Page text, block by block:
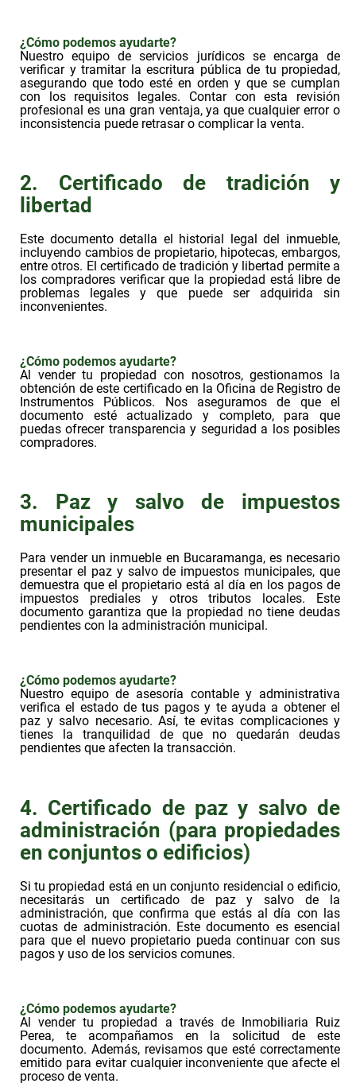
¿Cómo podemos ayudarte?
Nuestro equipo de servicios jurídicos se encarga de
verificar y tramitar la escritura pública de tu propiedad,
asegurando que todo esté en orden y que se cumplan
con los requisitos legales. Contar con esta revisión
profesional es una gran ventaja, ya que cualquier error o
inconsistencia puede retrasar o complicar la venta.
2. Certificado de tradición y
libertad
Este documento detalla el historial legal del inmueble,
incluyendo cambios de propietario, hipotecas, embargos,
entre otros. El certificado de tradición y libertad permite a
los compradores verificar que la propiedad está libre de
problemas legales y que puede ser adquirida sin
inconvenientes.
¿Cómo podemos ayudarte?
Al vender tu propiedad con nosotros, gestionamos la
obtención de este certificado en la Oficina de Registro de
Instrumentos Públicos. Nos aseguramos de que el
documento esté actualizado y completo, para que
puedas ofrecer transparencia y seguridad a los posibles
compradores.
3. Paz y salvo de impuestos
municipales
Para vender un inmueble en Bucaramanga, es necesario
presentar el paz y salvo de impuestos municipales, que
demuestra que el propietario está al día en los pagos de
impuestos prediales y otros tributos locales. Este
documento garantiza que la propiedad no tiene deudas
pendientes con la administración municipal.
¿Cómo podemos ayudarte?
Nuestro equipo de asesoría contable y administrativa
verifica el estado de tus pagos y te ayuda a obtener el
paz y salvo necesario. Así, te evitas complicaciones y
tienes la tranquilidad de que no quedarán deudas
pendientes que afecten la transacción.
4. Certificado de paz y salvo de
administración (para propiedades
en conjuntos o edificios)
Si tu propiedad está en un conjunto residencial o edificio,
necesitarás un certificado de paz y salvo de la
administración, que confirma que estás al día con las
cuotas de administración. Este documento es esencial
para que el nuevo propietario pueda continuar con sus
pagos y uso de los servicios comunes.
¿Cómo podemos ayudarte?
Al vender tu propiedad a través de Inmobiliaria Ruiz
Perea, te acompañamos en la solicitud de este
documento. Además, revisamos que esté correctamente
emitido para evitar cualquier inconveniente que afecte el
proceso de venta.